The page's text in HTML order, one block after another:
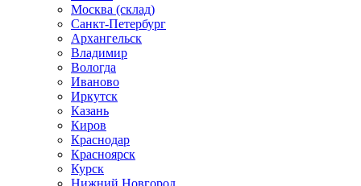
Москва (склад)
Санкт-Петербург
Архангельск
Владимир
Вологда
Иваново
Иркутск
Казань
Киров
Краснодар
Красноярск
Курск
Нижний Новгород